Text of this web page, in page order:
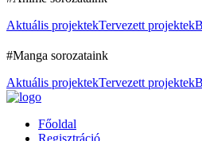
Aktuális projektekTervezett projektek
#Manga sorozataink
Aktuális projektekTervezett projektek
Főoldal
Regisztráció